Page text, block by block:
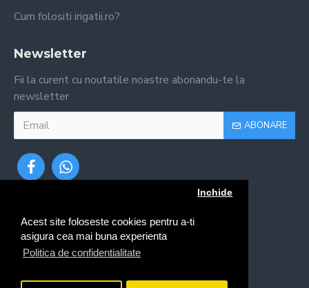
Acest site foloseste cookies pentru a-ti
asigura cea mai buna experienta
Politica de confidentialitate
Inchide
Cum folositi irigatii.ro?
Newsletter
Fii la curent cu noutatile noastre abonandu-te la
newsletter
ABONARE